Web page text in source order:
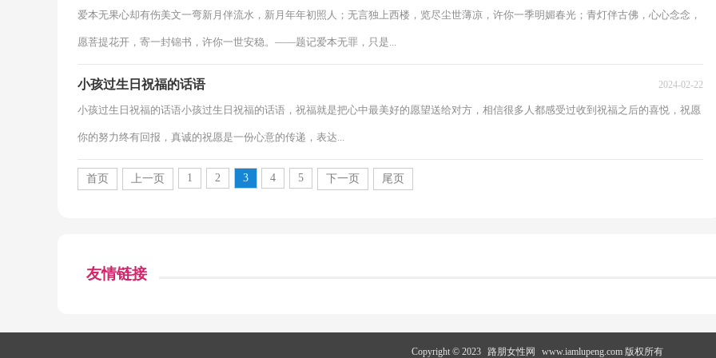
爱本无果心却有伤美文一弯新月伴流水，新月年年初照人；无言独上西楼，览尽尘世薄凉，许你一季明媚春光；青灯伴古佛，心心念念，
愿菩提花开，寄一封锦书，许你一世安稳。——题记爱本无罪，只是...
小孩过生日祝福的话语 2024-02-22
小孩过生日祝福的话语小孩过生日祝福的话语，祝福就是把心中最美好的愿望送给对方，相信很多人都感受过收到祝福之后的喜悦，祝愿
你的努力终有回报，真诚的祝愿是一份心意的传递，表达...
首页 上一页 1 2 3 4 5 下一页 尾页
友情链接
Copyright © 2023 路朋女性网 www.iamlupeng.com 版权所有